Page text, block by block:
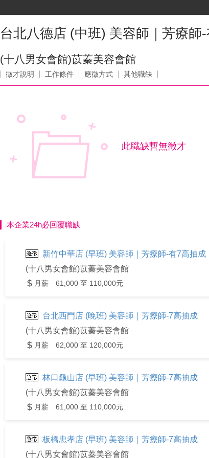
台北八德店 (中班) 美容師｜芳療師
(十八男女會館)苡蓁美容會館
徵才說明 工作條件 應徵方式 其他職缺
此職缺暫無徵才
本企業24h必回覆職缺
新竹中華店 (早班) 美容師｜芳療師-有7高抽成
(十八男女會館)苡蓁美容會館
月薪 61,000 至 110,000元
台北西門店 (晚班) 美容師｜芳療師-7高抽成
(十八男女會館)苡蓁美容會館
月薪 62,000 至 120,000元
林口龜山店 (早班) 美容師｜芳療師-7高抽成
(十八男女會館)苡蓁美容會館
月薪 61,000 至 110,000元
板橋忠孝店 (早班) 美容師｜芳療師-7高抽成
(十八男女會館)苡蓁美容會館